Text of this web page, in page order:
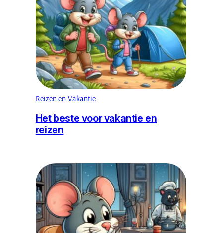
Reizen en Vakantie
Het beste voor vakantie en
reizen